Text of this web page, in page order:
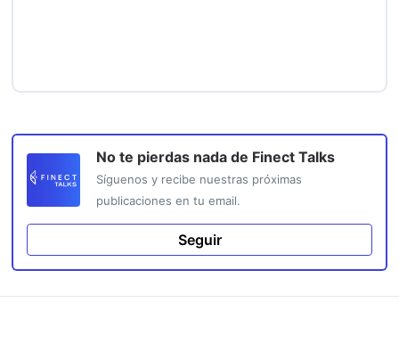
No te pierdas nada de Finect Talks
Síguenos y recibe nuestras próximas
publicaciones en tu email.
Seguir